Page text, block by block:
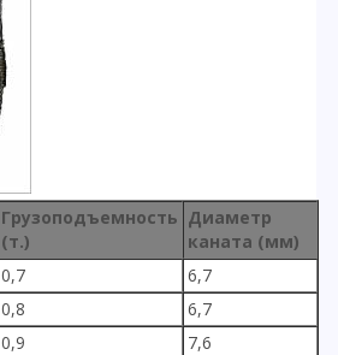
Грузоподъемность
(т.)
Диаметр
каната (мм)
0,7
6,7
0,8
6,7
0,9
7,6